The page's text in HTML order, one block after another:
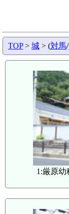
TOP> 城 > (対馬/
1:厳原